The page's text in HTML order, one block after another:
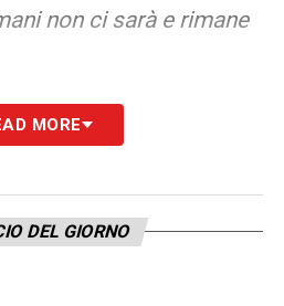
non ci sarà e rimane
DEIOLA E
non verrà con noi,
è convocato per fare
dovrebbe
MORE
DEL GIORNO